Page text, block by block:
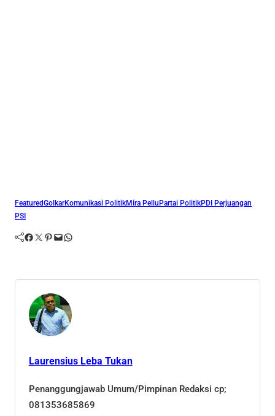
FeaturedGolkarKomunikasi PolitikMira Pellu Partai PolitikPDI Perjuangan
PSI
Facebook Twitter Pinterest Mail WhatsApp
Laurensius Leba Tukan
Penanggungjawab Umum/Pimpinan Redaksi cp;
081353685869